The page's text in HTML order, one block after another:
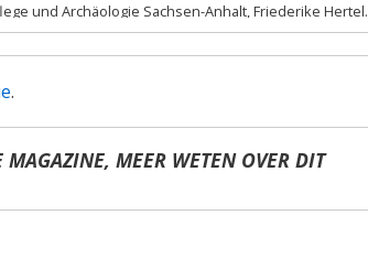
und Archäologie Sachsen-Anhalt, Friederike Hertel.
.
MEER WETEN OVER DIT